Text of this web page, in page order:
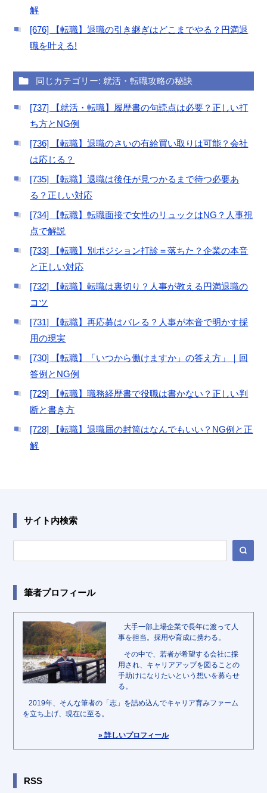
解
[676] 【転職】退職の引き継ぎはどこまでやる？円満退
職を叶える!
同じカテゴリー: 就活・転職攻略の秘訣
[737] 【就活・転職】履歴書の句読点は必要？正しい打
ち方とNG例
[736] 【転職】退職のさいの有給買い取りは可能？会社
は応じる？
[735] 【転職】退職は後任が見つかるまで待つ必要あ
る？正しい対応
[734] 【転職】転職面接で女性のリュックはNG？人事視
点で解説
[733] 【転職】別ポジション打診＝落ちた？企業の本音
と正しい対応
[732] 【転職】転職は裏切り？人事が教える円満退職の
コツ
[731] 【転職】再応募はバレる？人事が本音で明かす採
用の現実
[730] 【転職】「いつから働けますか」の答え方」｜回
答例とNG例
[729] 【転職】職務経歴書で役職は書かない？正しい判
断と書き方
[728] 【転職】退職届の封筒はなんでもいい？NG例と正
解
サイト内検索
筆者プロフィール
大手一部上場企業で長年に渡って人
事を担当。採用や育成に携わる。
その中で、若者が希望する会社に採
用され、キャリアアップを図ることの
手助けになりたいという想いを募らせ
る。
2019年、そんな筆者の「志」を詰め込んでキャリア育みファーム
を立ち上げ、現在に至る。
» 詳しいプロフィール
RSS